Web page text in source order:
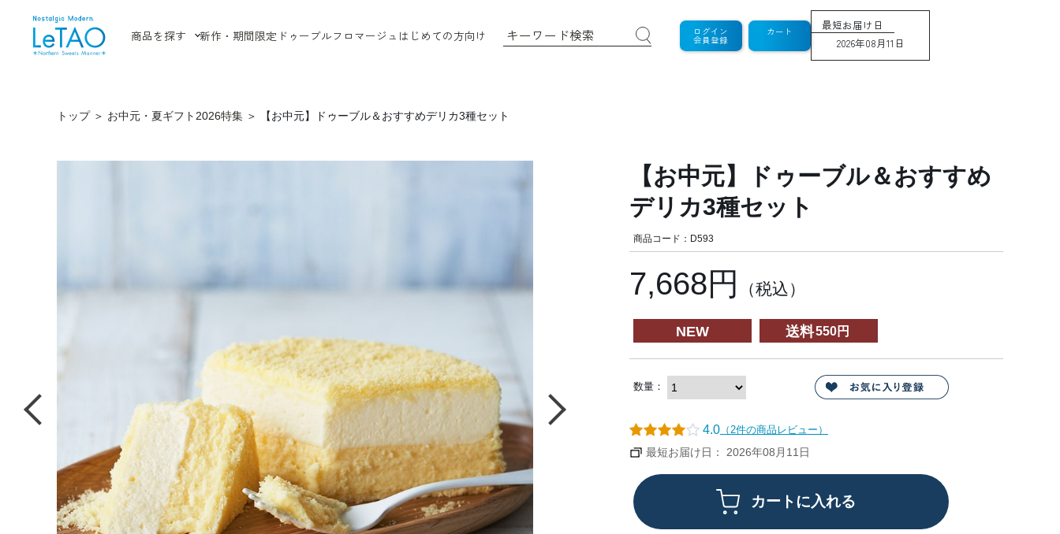
商品を探す 新作・期間限定 ドゥーブルフロマージュ はじめての方向け ログイン
会員登録
カート
最短お届け日
2026年08月11日
トップ ＞ お中元・夏ギフト2026特集 ＞ 【お中元】ドゥーブル＆おすすめデリカ3種セット
【お中元】ドゥーブル＆おすすめ
デリカ3種セット
商品コード：D593
7,668円 （税込）
NEW 送料550円
数量：
4.0 （2件の商品レビュー）
最短お届け日： 2026年08月11日